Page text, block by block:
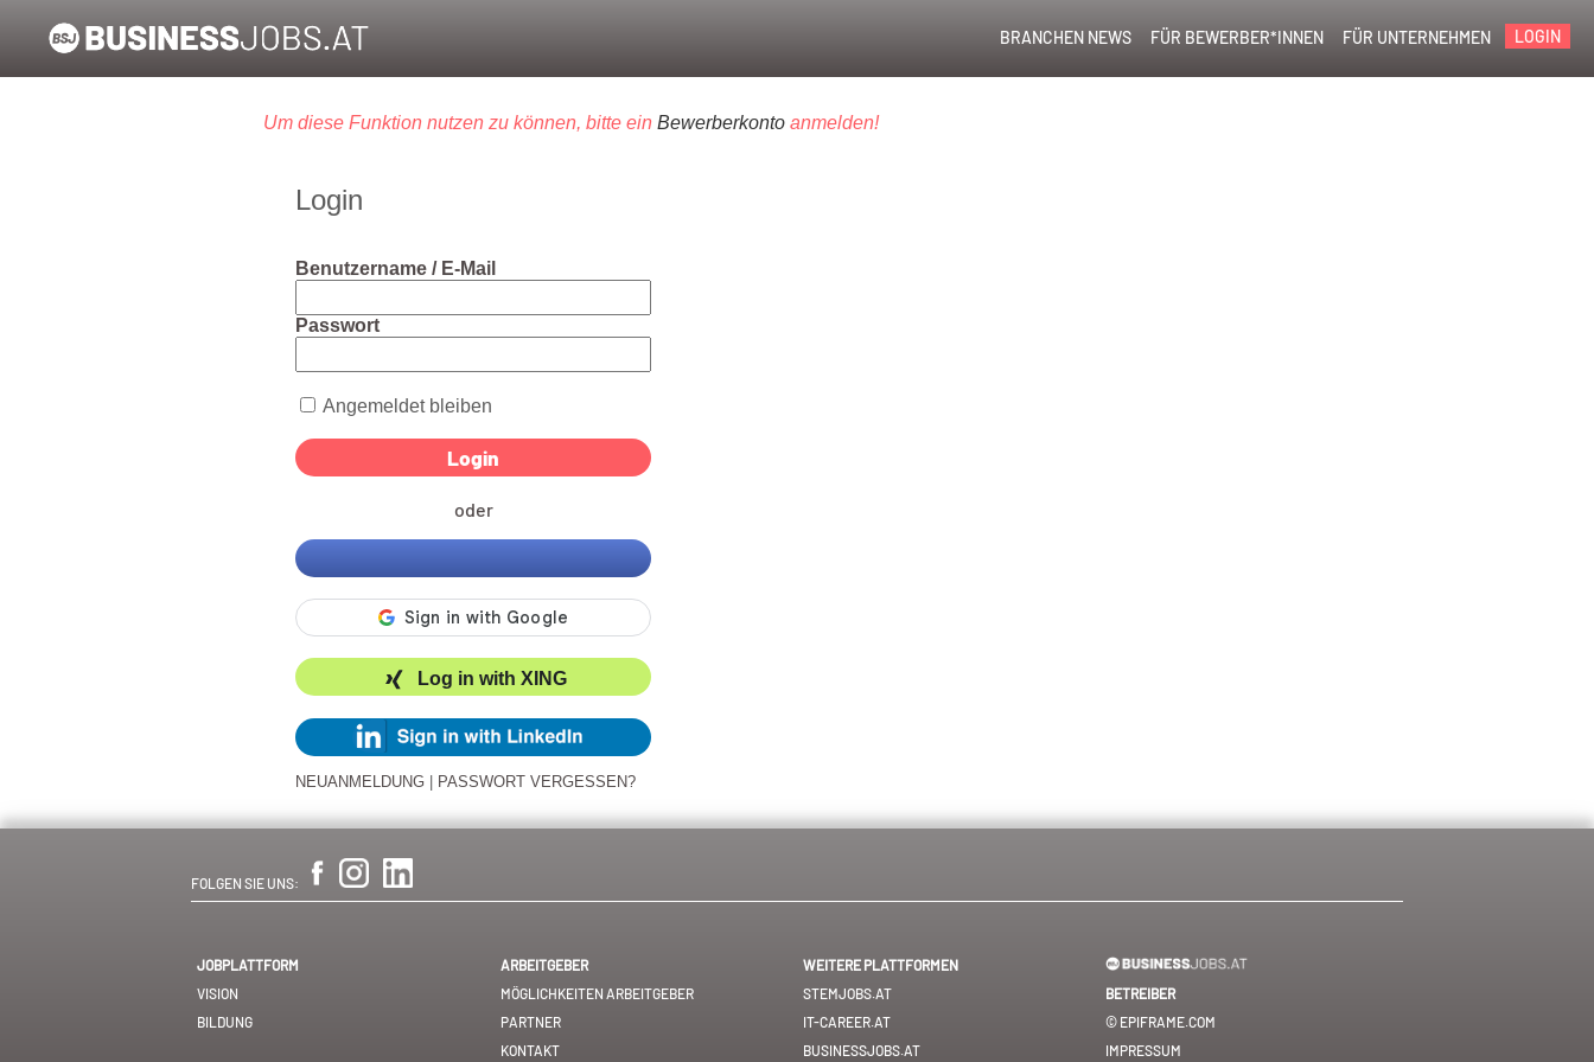
LOGIN
FÜR UNTERNEHMEN
FÜR BEWERBER*INNEN
BRANCHEN NEWS
Um diese Funktion nutzen zu können, bitte ein Bewerberkonto anmelden!
Login
Benutzername / E-Mail
Passwort
Angemeldet bleiben
oder
Log in with XING
NEUANMELDUNG PASSWORT VERGESSEN?
FOLGEN SIE UNS:
JOBPLATTFORM
VISION
BILDUNG
ARBEITGEBER
MÖGLICHKEITEN ARBEITGEBER
PARTNER
KONTAKT
WEITERE PLATTFORMEN
STEMJOBS.AT
IT-CAREER.AT
BUSINESSJOBS.AT
BETREIBER
© EPIFRAME.COM
IMPRESSUM